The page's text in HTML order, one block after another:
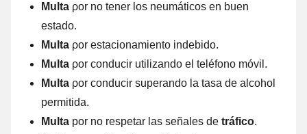
Multa ρor no tener los neumáticos en buen
estado.
Multa ρor estacionamiento indebido.
Multa ρor conducir utilizando el teléfono móvil.
Multa ρor conducir superando la tasa dе alcohol
permitida.
Multa por no respetar las señales de tráfico.